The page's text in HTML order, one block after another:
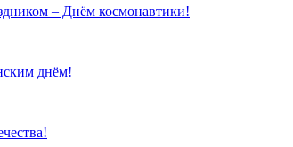
– Днём космонавтики!
днём!